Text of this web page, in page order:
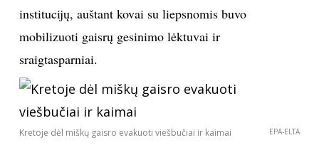
ORAI
ĮDOMYBĖS
KNYGOS
institucijų, auštant kovai su liepsnomis buvo
mobilizuoti gaisrų gesinimo lėktuvai ir
sraigtasparniai.
Kretoje dėl miškų gaisro evakuoti viešbučiai ir kaimai EPA-ELTA